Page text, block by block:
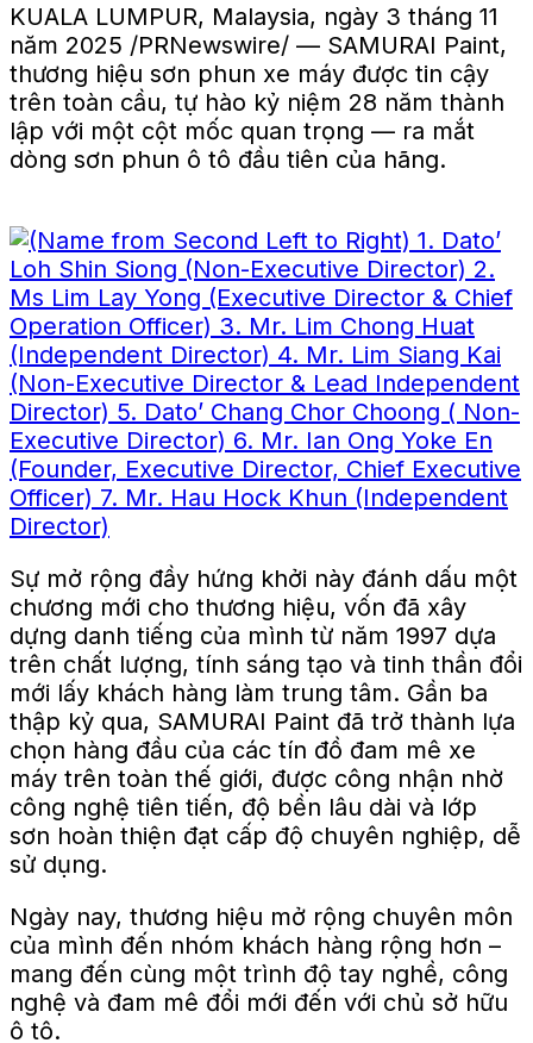
KUALA LUMPUR, Malaysia, ngày 3 tháng 11
năm 2025 /PRNewswire/ — SAMURAI Paint,
thương hiệu sơn phun xe máy được tin cậy
trên toàn cầu, tự hào kỷ niệm 28 năm thành
lập với một cột mốc quan trọng — ra mắt
dòng sơn phun ô tô đầu tiên của hãng.
Sự mở rộng đầy hứng khởi này đánh dấu một
chương mới cho thương hiệu, vốn đã xây
dựng danh tiếng của mình từ năm 1997 dựa
trên chất lượng, tính sáng tạo và tinh thần đổi
mới lấy khách hàng làm trung tâm. Gần ba
thập kỷ qua, SAMURAI Paint đã trở thành lựa
chọn hàng đầu của các tín đồ đam mê xe
máy trên toàn thế giới, được công nhận nhờ
công nghệ tiên tiến, độ bền lâu dài và lớp
sơn hoàn thiện đạt cấp độ chuyên nghiệp, dễ
sử dụng.
Ngày nay, thương hiệu mở rộng chuyên môn
của mình đến nhóm khách hàng rộng hơn –
mang đến cùng một trình độ tay nghề, công
nghệ và đam mê đổi mới đến với chủ sở hữu
ô tô.